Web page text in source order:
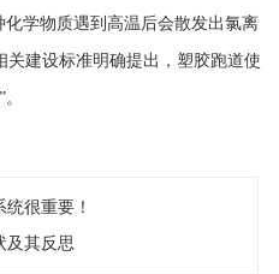
学物质遇到高温后会散发出氯离
建设标准明确提出，塑胶跑道使
很重要！
及其反思